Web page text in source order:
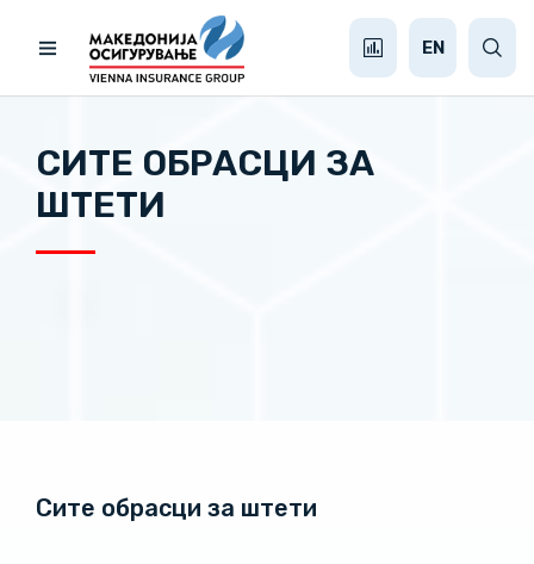
EN
СИТЕ ОБРАСЦИ ЗА
ШТЕТИ
Сите обрасци за штети